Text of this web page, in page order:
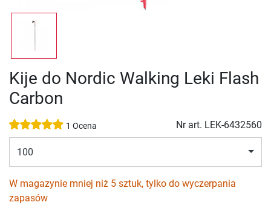
Kije do Nordic Walking Leki Flash
Carbon
1 Ocena Nr art. LEK-6432560
100
W magazynie mniej niż 5 sztuk, tylko do wyczerpania
zapasów